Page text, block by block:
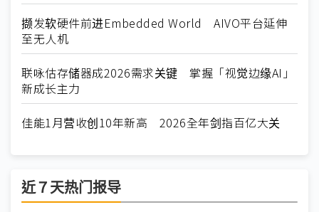
撷发软硬件前进Embedded World AIVO平台延伸
至无人机
联咏估存储器成2026需求关键 掌握「视觉边缘AI」
新成长主力
佳能1月营收创10年新高 2026全年剑指百亿大关
近７天热门报导